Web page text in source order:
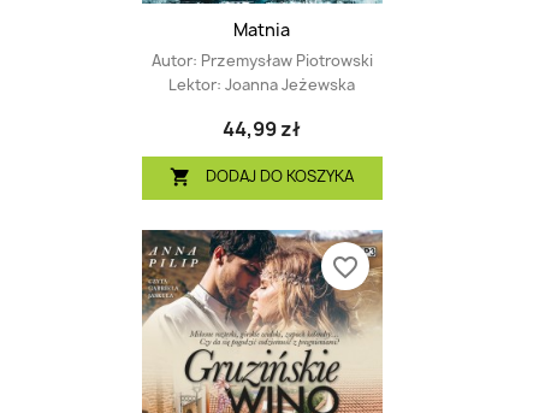
Matnia
Autor: Przemysław Piotrowski
Lektor: Joanna Jeżewska
44,99 zł
 DODAJ DO KOSZYKA
favorite_border